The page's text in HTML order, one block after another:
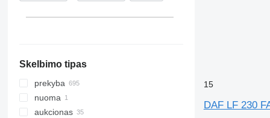
Skelbimo tipas
prekyba
nuoma
aukcionas
15
DAF LF 230